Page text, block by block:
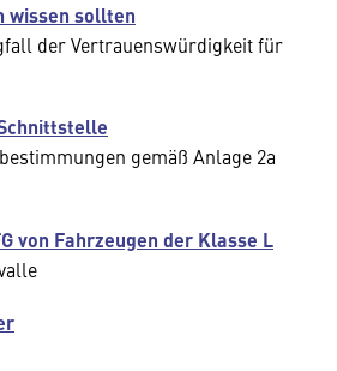
wissen sollten
der Vertrauenswürdigkeit für
gemäß Anlage 2a
von Fahrzeugen der Klasse L